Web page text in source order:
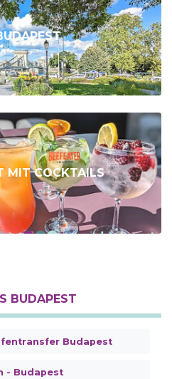
MIT COCKTAILS
BUDAPEST
Budapest
- Budapest